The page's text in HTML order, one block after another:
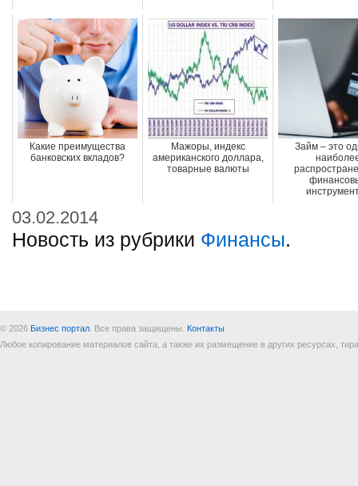
Какие преимущества
банковских вкладов?
Мажоры, индекс
американского доллара,
товарные валюты
Займ – это
03.02.2014
Новость из рубрики Финансы.
© 2026 Бизнес портал . Все права защищены. Контакты
Любое копирование материалов сайта, а также их размещение в других ресурсах,